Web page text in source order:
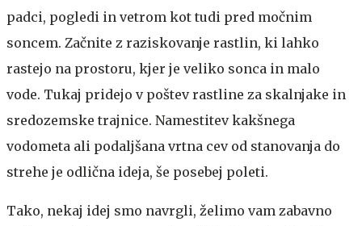
padci, pogledi in vetrom kot tudi pred močnim
soncem. Začnite z raziskovanje rastlin, ki lahko
rastejo na prostoru, kjer je veliko sonca in malo
vode. Tukaj pridejo v poštev rastline za skalnjake in
sredozemske trajnice. Namestitev kakšnega
vodometa ali podaljšana vrtna cev od stanovanja do
strehe je odlična ideja, še posebej poleti.
Tako, nekaj idej smo navrgli, želimo vam zabavno